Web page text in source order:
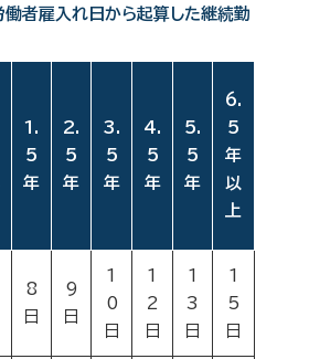
者雇入れ日から起算した継続勤
1.
5
年
2.
5
年
3.
5
年
4.
5
年
5.
5
年
6.
5
年
以
上
8
日
9
日
1
0
日
1
2
日
1
3
日
1
5
日